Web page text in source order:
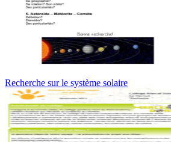
Recherche sur le système solaire